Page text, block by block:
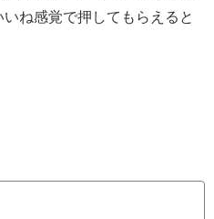
ね感覚で押してもらえると